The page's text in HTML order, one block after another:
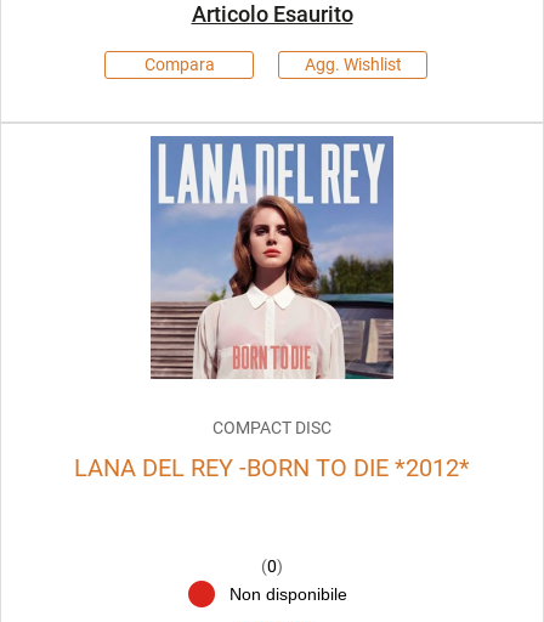
Articolo Esaurito
Compara Agg. Wishlist
COMPACT DISC
LANA DEL REY -BORN TO DIE *2012*
(0)
Non disponibile